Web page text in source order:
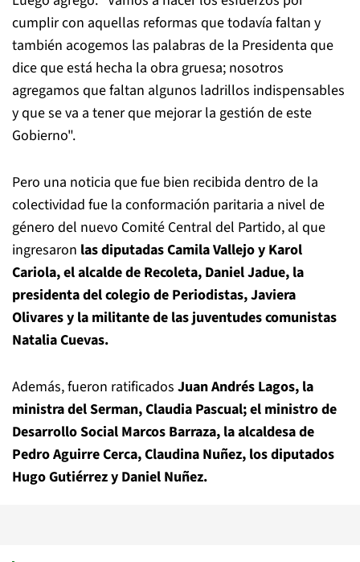
cumplir con aquellas reformas que todavía faltan y
también acogemos las palabras de la Presidenta que
dice que está hecha la obra gruesa; nosotros
agregamos que faltan algunos ladrillos indispensables
y que se va a tener que mejorar la gestión de este
Gobierno".
Pero una noticia que fue bien recibida dentro de la
colectividad fue la conformación paritaria a nivel de
género del nuevo Comité Central del Partido, al que
ingresaron las diputadas Camila Vallejo y Karol
Cariola, el alcalde de Recoleta, Daniel Jadue, la
presidenta del colegio de Periodistas, Javiera
Olivares y la militante de las juventudes comunistas
Natalia Cuevas.
Además, fueron ratificados Juan Andrés Lagos, la
ministra del Serman, Claudia Pascual; el ministro de
Desarrollo Social Marcos Barraza, la alcaldesa de
Pedro Aguirre Cerca, Claudina Nuñez, los diputados
Hugo Gutiérrez y Daniel Nuñez.